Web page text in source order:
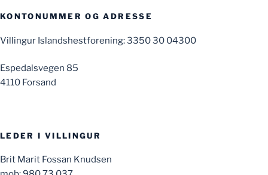
KONTONUMMER OG ADRESSE
Villingur Islandshestforening: 3350 30 04300
Espedalsvegen 85
4110 Forsand
LEDER I VILLINGUR
Brit Marit Fossan Knudsen